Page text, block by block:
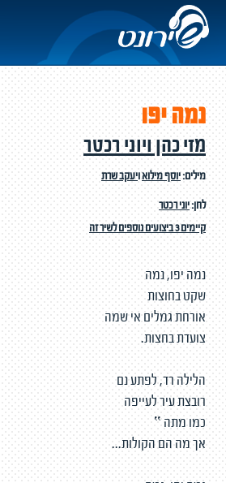
נמה יפו
מזי כהן ויוני רכטר
מילים:יוסף מילואויעקב שרת
לחן:יוני רכטר
קיימים 3 ביצועים נוספים לשיר זה
נמה יפו, נמה
שקט בחוצות
אורחת גמלים אי שמה
צועדת בחצות.
הלילה רד, לפתע נם
רובצת עיר לעייפה
כמו מתה ‟
אך מה הם הקולות...